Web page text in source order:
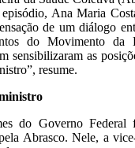
Ana Maria
de um diálogo
do Movimento da
sensibilizaram as
resume.
do Governo Federal
Abrasco. Nele, a